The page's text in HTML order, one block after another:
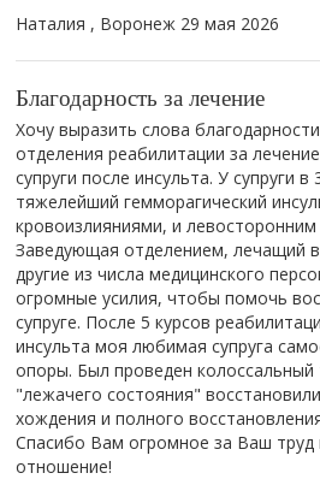
Наталия , Воронеж29 мая 2026
Благодарность за лечение
Хочу выразить слова
отделения реабилитации за
супруги после инсульта. У супруги
тяжелейший гемморагический
кровоизлияниями, и
Заведующая отделением, лечащий
другие из числа медицинского
огромные усилия, чтобы помочь
супруге. После 5 курсов
инсульта моя любимая супруга
опоры. Был проведен колоссальный
"лежачего состояния"
хождения и полного
Спасибо Вам огромное за Ваш труд
отношение!